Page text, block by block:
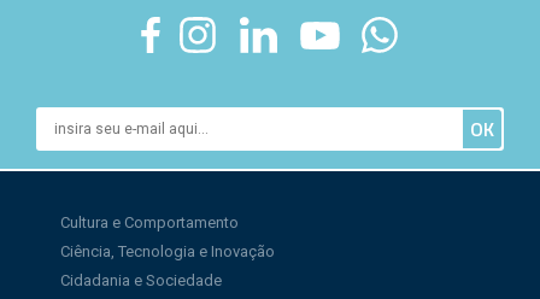
Cultura e Comportamento
Ciência, Tecnologia e Inovação
Cidadania e Sociedade